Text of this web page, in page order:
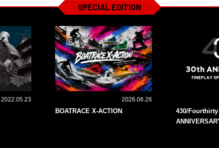
SPECIAL EDITION
2022.05.23 2026.06.26
BOATRACE X-ACTION
430/